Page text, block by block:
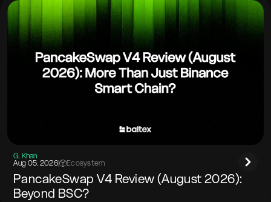
G. Khan
Aug 05. 2026| Ecosystem
PancakeSwap V4 Review (August 2026):
Beyond BSC?